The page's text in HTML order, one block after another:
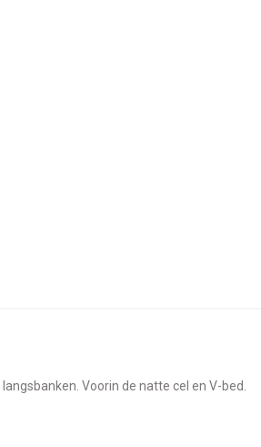
Voorin de natte cel en V-bed.